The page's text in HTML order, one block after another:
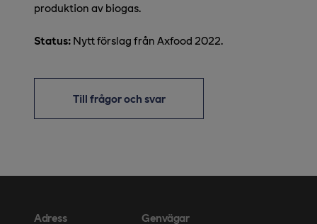
produktion av biogas.
Status: Nytt förslag från Axfood 2022.
Till frågor och svar
Adress Genvägar